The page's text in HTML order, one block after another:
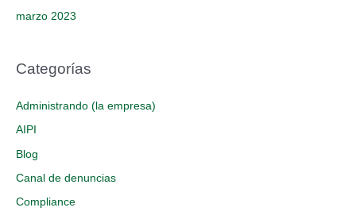
marzo 2023
Categorías
Administrando (la empresa)
AIPI
Blog
Canal de denuncias
Compliance